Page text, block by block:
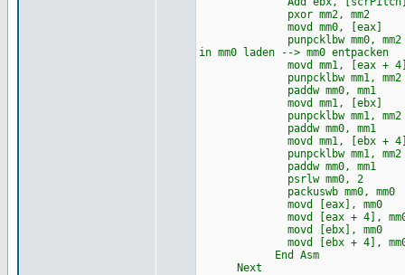
pxor mm2, mm2
movd mm0, [eax]
punpcklbw mm0, mm2
in mm0 laden --> mm0 entpacken
movd mm1, [eax + 4]
punpcklbw mm1, mm2
paddw mm0, mm1 'mm1
movd mm1, [ebx]
punpcklbw mm1, mm2
paddw mm0, mm1 'mm1
movd mm1, [ebx + 4]
punpcklbw mm1, mm2
paddw mm0, mm1 'mm1
psrlw mm0, 2 'summe
packuswb mm0, mm0
movd [eax], mm0
movd [eax + 4],
movd [ebx],
movd [ebx + 4],
End Asm
Next